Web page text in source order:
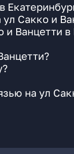
Сакко и
Ванцетти в
на ул